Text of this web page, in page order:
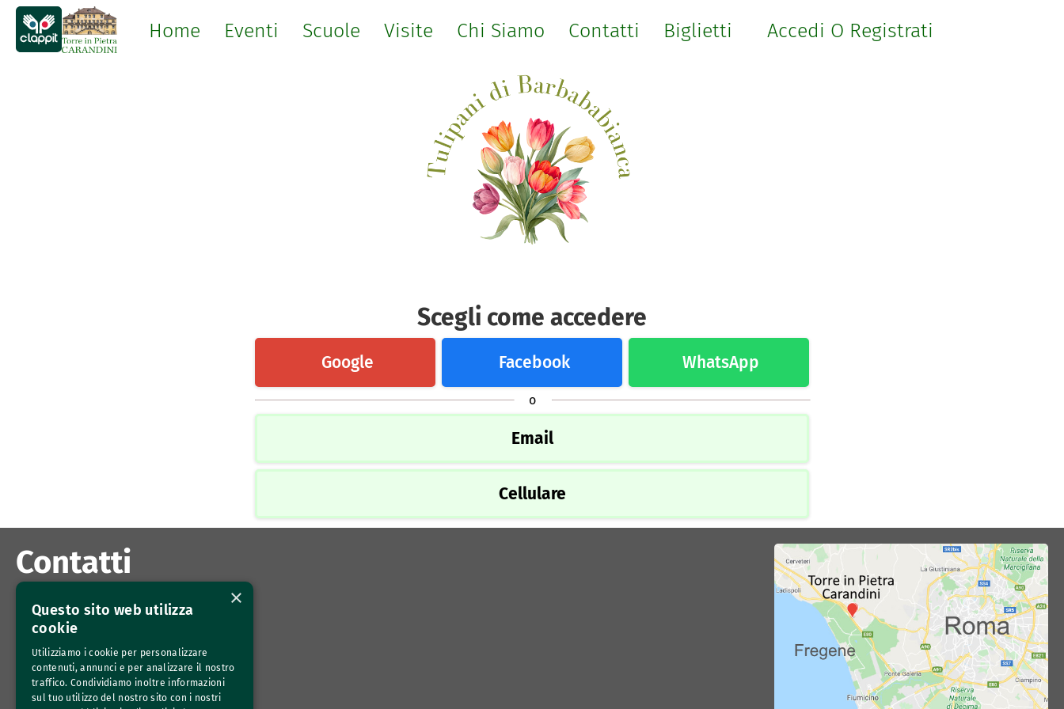
Home Eventi Scuole Visite Chi Siamo Contatti Biglietti Accedi O Registrati
Scegli come accedere
Google Facebook WhatsApp
o
Email
Cellulare
Contatti
Azienda Agricola Torre in Pietra Carandini
Via Terralba 319
00054 Torrimpietra (Roma)
info@torreinpietracarandini.it
Susanna Carandini 335 7277303
×
Questo sito web utilizza
cookie
Utilizziamo i cookie per personalizzare
contenuti, annunci e per analizzare il nostro
traffico. Condividiamo inoltre informazioni
sul tuo utilizzo del nostro sito con i nostri